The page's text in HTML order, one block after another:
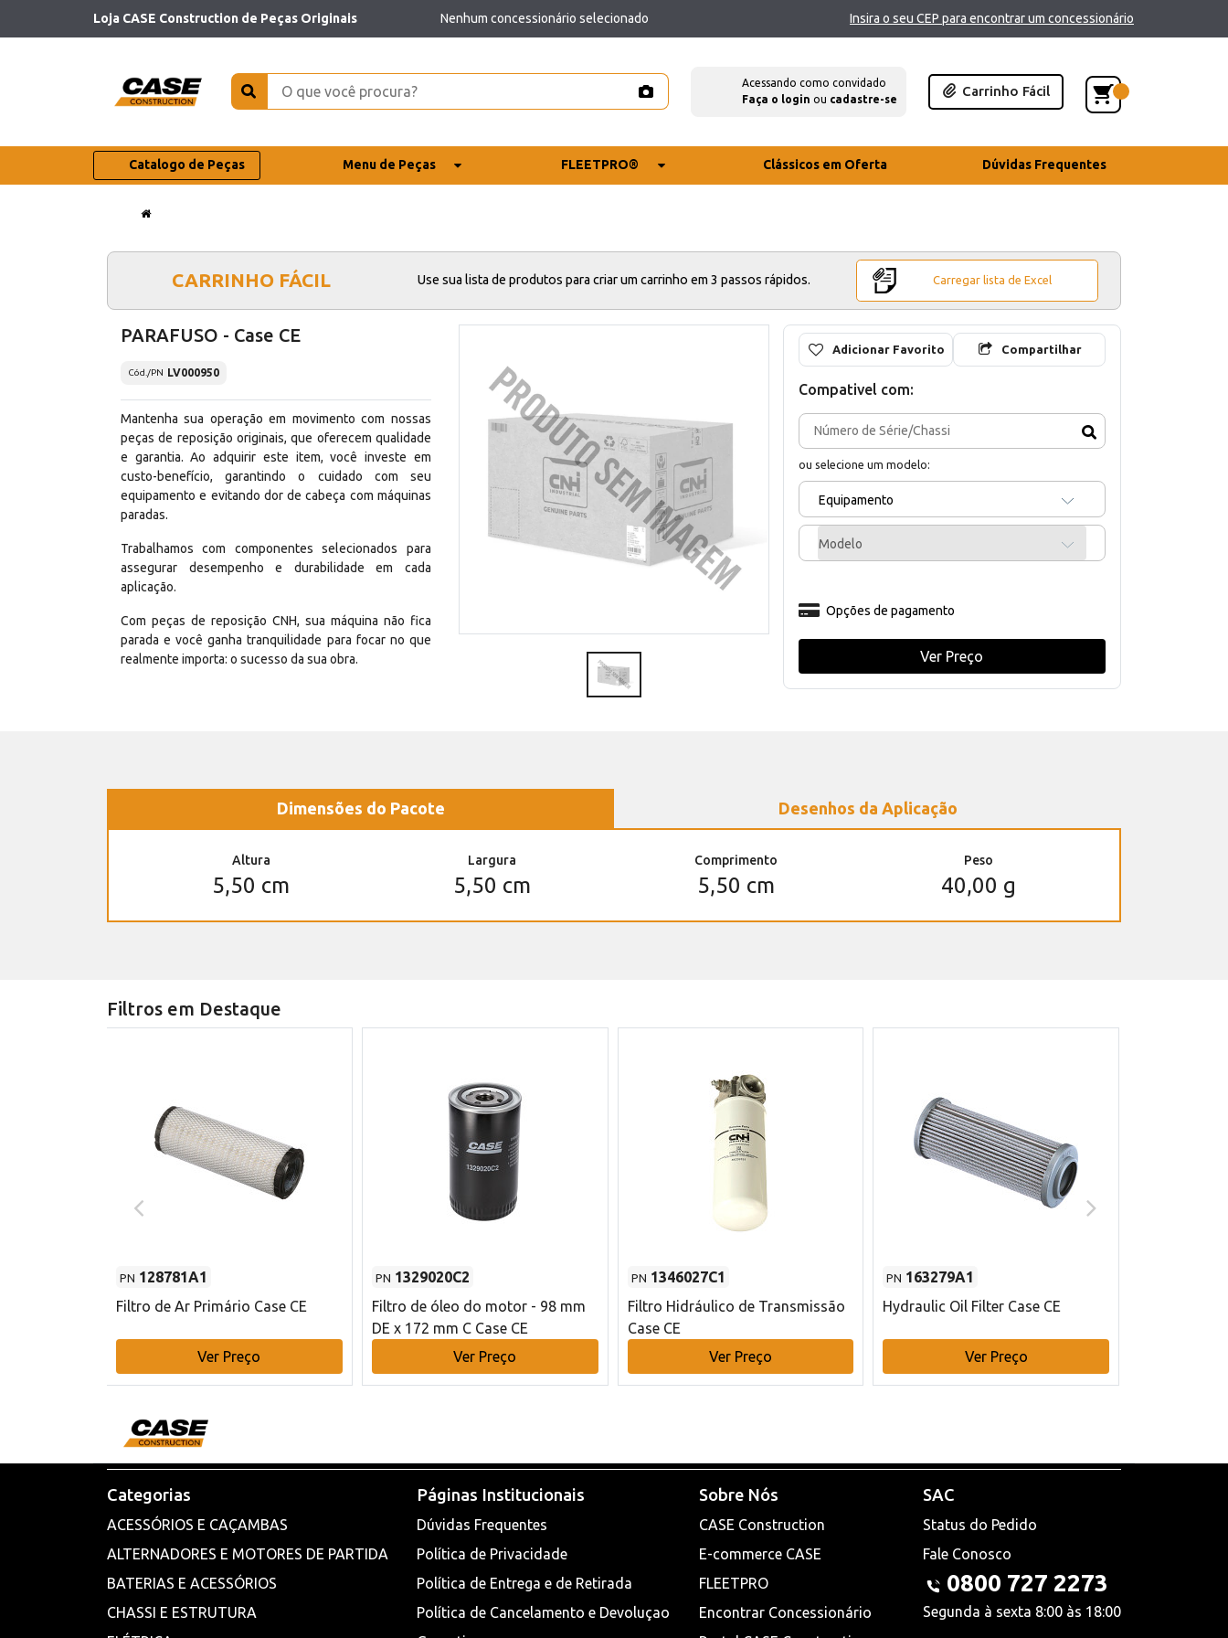
Loja CASE Construction de Peças Originais Nenhum concessionário selecionado Insira o seu CEP para encontrar um concessionário
Acessando como convidado
Faça o login ou cadastre-se
Carrinho Fácil
Catalogo de Peças Menu de Peças FLEETPRO® Clássicos em Oferta Dúvidas Frequentes
CARRINHO FÁCIL Use sua lista de produtos para criar um carrinho em 3 passos rápidos. Carregar lista de Excel
PARAFUSO - Case CE
Cód./PN LV000950
Mantenha sua operação em movimento com nossas
peças de reposição originais, que oferecem qualidade
e garantia. Ao adquirir este item, você investe em
custo-benefício, garantindo o cuidado com seu
equipamento e evitando dor de cabeça com máquinas
paradas.
Trabalhamos com componentes selecionados para
assegurar desempenho e durabilidade em cada
aplicação.
Com peças de reposição CNH, sua máquina não fica
parada e você ganha tranquilidade para focar no que
realmente importa: o sucesso da sua obra.
Adicionar Favorito Compartilhar
Compativel com:
ou selecione um modelo:
Equipamento
Modelo
Opções de pagamento
Ver Preço
Dimensões do Pacote Desenhos da Aplicação
Altura
5,50 cm
Largura
5,50 cm
Comprimento
5,50 cm
Peso
40,00 g
Filtros em Destaque
PN 128781A1
Filtro de Ar Primário Case CE
Ver Preço
PN 1329020C2
Filtro de óleo do motor - 98 mm
DE x 172 mm C Case CE
Ver Preço
PN 1346027C1
Filtro Hidráulico de Transmissão
Case CE
Ver Preço
PN 163279A1
Hydraulic Oil Filter Case CE
Ver Preço
Categorias
ACESSÓRIOS E CAÇAMBAS
ALTERNADORES E MOTORES DE PARTIDA
BATERIAS E ACESSÓRIOS
CHASSI E ESTRUTURA
Páginas Institucionais
Dúvidas Frequentes
Política de Privacidade
Política de Entrega e de Retirada
Política de Cancelamento e Devoluçao
Sobre Nós
CASE Construction
E-commerce CASE
FLEETPRO
Encontrar Concessionário
SAC
Status do Pedido
Fale Conosco
0800 727 2273
Segunda à sexta 8:00 às 18:00